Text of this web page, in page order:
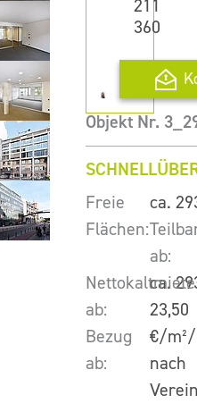
211
360
Objekt Nr.
Freie
Flächen:
ca.
ab:
ca.
Nettokaltmiete
ab:
23,50
€/
Bezug
ab:
nach